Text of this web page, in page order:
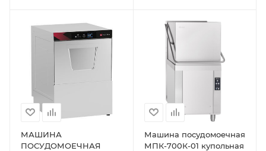
МАШИНА
ПОСУДОМОЕЧНАЯ
Машина посудомоечная
МПК-700К-01 купольная